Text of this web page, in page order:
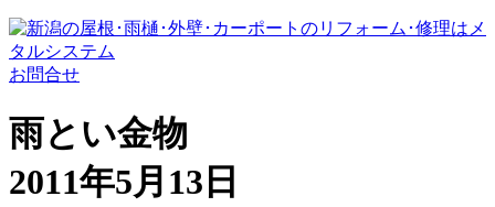
お問合せ
雨とい金物
2011年5月13日